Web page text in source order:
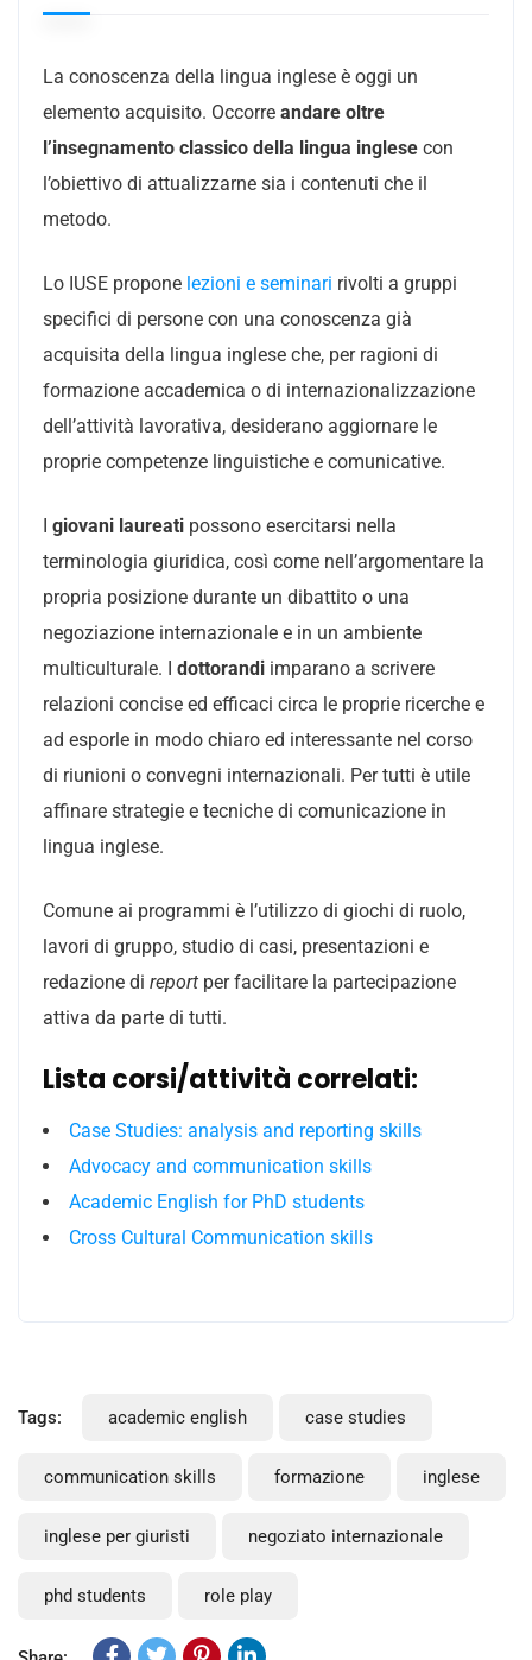
La conoscenza della lingua inglese è oggi un
elemento acquisito. Occorre andare oltre
l’insegnamento classico della lingua inglese con
l’obiettivo di attualizzarne sia i contenuti che il
metodo.
Lo IUSE propone lezioni e seminari rivolti a gruppi
specifici di persone con una conoscenza già
acquisita della lingua inglese che, per ragioni di
formazione accademica o di internazionalizzazione
dell’attività lavorativa, desiderano aggiornare le
proprie competenze linguistiche e comunicative.
I giovani laureati possono esercitarsi nella
terminologia giuridica, così come nell’argomentare la
propria posizione durante un dibattito o una
negoziazione internazionale e in un ambiente
multiculturale. I dottorandi imparano a scrivere
relazioni concise ed efficaci circa le proprie ricerche e
ad esporle in modo chiaro ed interessante nel corso
di riunioni o convegni internazionali. Per tutti è utile
affinare strategie e tecniche di comunicazione in
lingua inglese.
Comune ai programmi è l’utilizzo di giochi di ruolo,
lavori di gruppo, studio di casi, presentazioni e
redazione di report per facilitare la partecipazione
attiva da parte di tutti.
Lista corsi/attività correlati:
Case Studies: analysis and reporting skills
Advocacy and communication skills
Academic English for PhD students
Cross Cultural Communication skills
Tags: academic english case studies
communication skills formazione inglese
inglese per giuristi negoziato internazionale
phd students role play